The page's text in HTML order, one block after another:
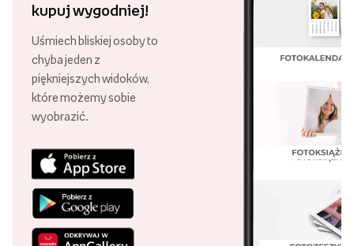
kupuj wygodniej!
Uśmiech bliskiej osoby to
chyba jeden z
piękniejszych widoków,
które możemy sobie
wyobrazić.